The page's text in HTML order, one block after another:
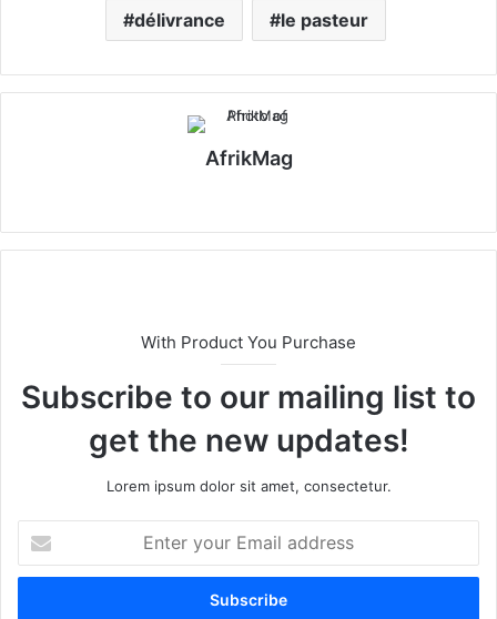
délivrance le pasteur
AfrikMag
With Product You Purchase
Subscribe to our mailing list to
get the new updates!
Lorem ipsum dolor sit amet, consectetur.
t